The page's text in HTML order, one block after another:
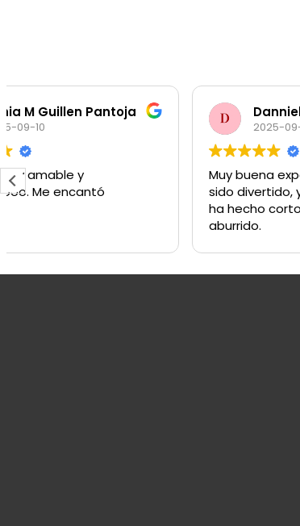
Danniely Galindez Guillen
Muy buena experiencia, Engen ha
sido divertido, y muy amable. Se
ha hecho corto el viaje y no me he